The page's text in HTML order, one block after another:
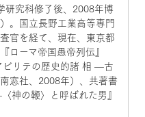
研究科修了後、2008年博
。国立長野工業高等専門
官を経て、現在、東京都
ローマ帝国愚帝列伝』
ビリテの歴史的諸 相 —古
窓社、2008年）、共著書
神の鞭〉と呼ばれた男』